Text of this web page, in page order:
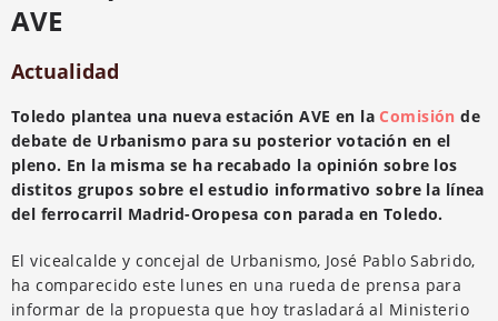
AVE
Actualidad
Toledo plantea una nueva estación AVE en la Comisión de
debate de Urbanismo para su posterior votación en el
pleno. En la misma se ha recabado la opinión sobre los
distitos grupos sobre el estudio informativo sobre la línea
del ferrocarril Madrid-Oropesa con parada en Toledo.
El vicealcalde y concejal de Urbanismo, José Pablo Sabrido,
ha comparecido este lunes en una rueda de prensa para
informar de la propuesta que hoy trasladará al Ministerio